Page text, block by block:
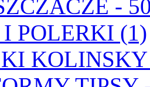
-
POLERKI (1)